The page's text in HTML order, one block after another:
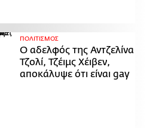
ΠΟΛΙΤΙΣΜΟΣ
Ο αδελφός της Αντζελίνα
Τζολί, Τζέιμς Χέιβεν,
αποκάλυψε ότι είναι gay